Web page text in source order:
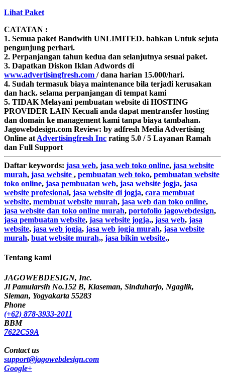
Lihat Paket
CATATAN :
1. Semua paket Bandwith UNLIMITED. bahkan Untuk sejuta
pengunjung perhari.
2. Perpanjangan tahun kedua dan selanjutnya sesuai paket.
3. Dapatkan Diskon Iklan Adwords di
www.advertisingfresh.com / dana harian 15.000/hari.
4. Sudah termasuk biaya maintenance bila terjadi kerusakan
dan hack. selama perpanjangan di tempat kami
5. TIDAK Melayani pembuatan website di HOSTING
PROVIDER LAIN Kecuali anda dapat mentransfer hosting
dan domain ke management kami tanpa biaya tambahan.
Jagowebdesign.com Review: by adfresh Media Advertising
Online at Advertisingfresh Inc rating 5.0 /5 Layanan Ramah
dan Full Support
Daftar keywords: jasa web, jasa web toko online, jasa website
murah, jasa website , pembuatan web toko, pembuatan website
toko online, jasa pembuatan web, jasa website jogja, jasa
website profesional, jasa website di jogja, cara membuat
website, membuat website murah, jasa web dan toko online,
jasa website dan toko online murah, portofolio jagowebdesign,
jasa pembuatan website, jasa website jogja,, jasa web, jasa
website, jasa web jogja, jasa web jogja murah, jasa website
murah, buat website murah,, jasa bikin website,,
Tentang kami
JAGOWEBDESIGN, Inc.
Jl Pamularsih No.152 B, Klaseman, Sinduharjo, Ngaglik,
Sleman, Yogyakarta 55283
Phone
(+62) 878-3933-2011
BBM
7622C59A
Contact us
support@jagowebdesign.com
Google+